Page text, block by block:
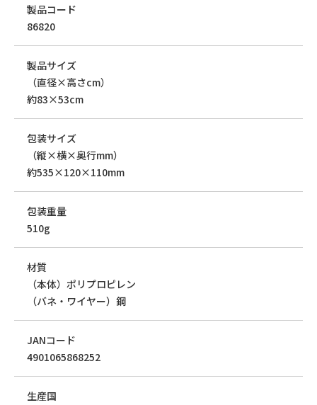
製品コード
86820
製品サイズ
（直径×高さcm）
約83×53cm
包装サイズ
（縦×横×奥行mm）
約535×120×110mm
包装重量
510g
材質
（本体）ポリプロピレン
（バネ・ワイヤー）鋼
JANコード
4901065868252
生産国